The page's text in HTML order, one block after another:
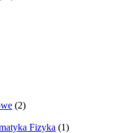
(2)
Fizyka (1)